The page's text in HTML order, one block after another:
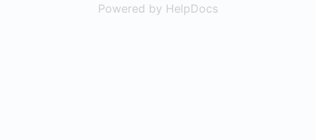
Powered by HelpDocs